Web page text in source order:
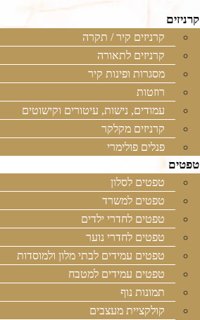
קרניזים
קרניזים קיר / תקרה
קרניזים לתאורה
מסגרות ופינות קיר
רוזטות
עמודים, נישות, עיטורים וקישוטים
קרניזים מקלקר
פנלים פולימרי
טפטים
טפטים לסלון
טפטים למשרד
טפטים לחדרי ילדים
טפטים לחדרי נוער
טפטים עמידים לבתי מלון ולמוסדות
טפטים עמידים למטבח
תמונות נוף
קולקציית מעצבים